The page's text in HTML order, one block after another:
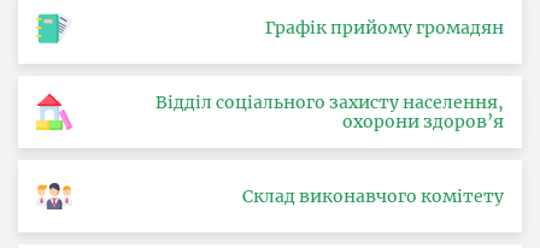
Графік прийому громадян
Відділ соціального захисту населення,
охорони здоров’я
Склад виконавчого комітету